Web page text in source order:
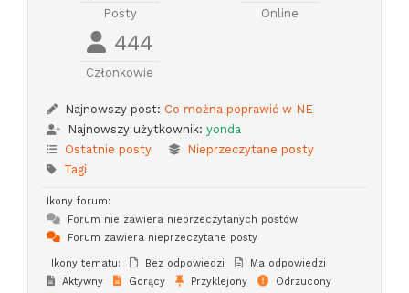
Posty Online
444
Członkowie
Najnowszy post: Co można poprawić w NE
Najnowszy użytkownik: yonda
Ostatnie posty
Nieprzeczytane posty
Tagi
Ikony forum:
Forum nie zawiera nieprzeczytanych postów
Forum zawiera nieprzeczytane posty
Ikony tematu: Bez odpowiedzi
Ma odpowiedzi
Aktywny
Gorący Przyklejony
Odrzucony